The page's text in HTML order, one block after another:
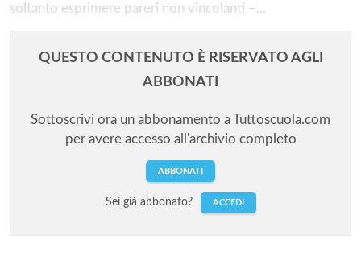
soltanto esprimere pareri non vincolanti –...
QUESTO CONTENUTO È RISERVATO AGLI
ABBONATI
Sottoscrivi ora un abbonamento a Tuttoscuola.com
per avere accesso all'archivio completo
ABBONATI
Sei già abbonato? ACCEDI